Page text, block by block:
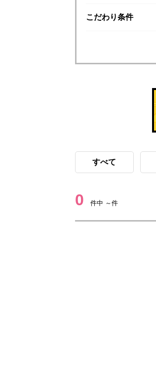
こだわり条件
すべて
0 件中 ～件